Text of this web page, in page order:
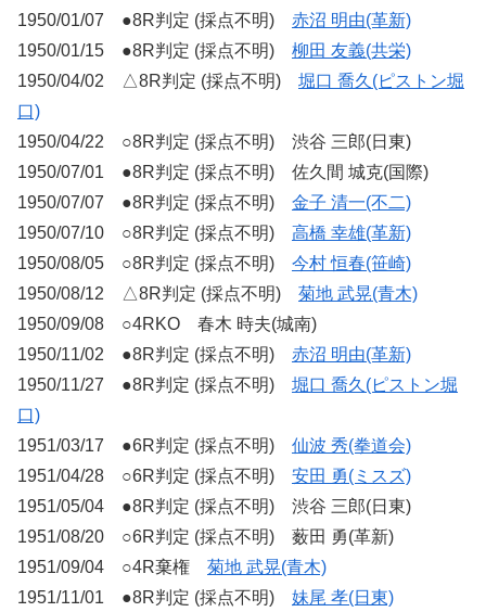
1950/01/07 ●8R判定 (採点不明) 赤沼 明由(革新)
1950/01/15 ●8R判定 (採点不明) 柳田 友義(共栄)
1950/04/02 △8R判定 (採点不明) 堀口 喬久(ピストン堀
口)
1950/04/22 ○8R判定 (採点不明) 渋谷 三郎(日東)
1950/07/01 ●8R判定 (採点不明) 佐久間 城克(国際)
1950/07/07 ●8R判定 (採点不明) 金子 清一(不二)
1950/07/10 ○8R判定 (採点不明) 高橋 幸雄(革新)
1950/08/05 ○8R判定 (採点不明) 今村 恒春(笹崎)
1950/08/12 △8R判定 (採点不明) 菊地 武晃(青木)
1950/09/08 ○4RKO 春木 時夫(城南)
1950/11/02 ●8R判定 (採点不明) 赤沼 明由(革新)
1950/11/27 ●8R判定 (採点不明) 堀口 喬久(ピストン堀
口)
1951/03/17 ●6R判定 (採点不明) 仙波 秀(拳道会)
1951/04/28 ○6R判定 (採点不明) 安田 勇(ミスズ)
1951/05/04 ●8R判定 (採点不明) 渋谷 三郎(日東)
1951/08/20 ○6R判定 (採点不明) 薮田 勇(革新)
1951/09/04 ○4R棄権 菊地 武晃(青木)
1951/11/01 ●8R判定 (採点不明) 妹尾 孝(日東)